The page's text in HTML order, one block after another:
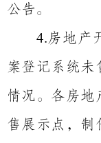
公告。
4.房地产
案登记系统未
情况。各房地
售展示点，制